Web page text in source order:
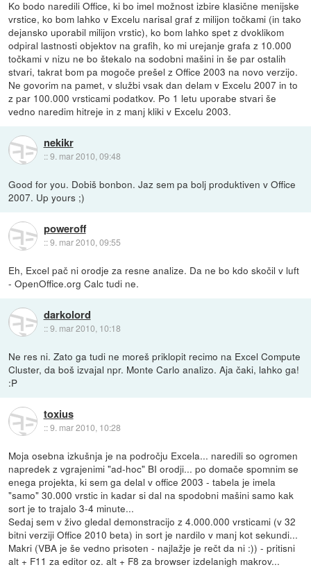
Ko bodo naredili Office, ki bo imel možnost izbire klasične menijske
vrstice, ko bom lahko v Excelu narisal graf z milijon točkami (in tako
dejansko uporabil milijon vrstic), ko bom lahko spet z dvoklikom
odpiral lastnosti objektov na grafih, ko mi urejanje grafa z 10.000
točkami v nizu ne bo štekalo na sodobni mašini in še par ostalih
stvari, takrat bom pa mogoče prešel z Office 2003 na novo verzijo.
Ne govorim na pamet, v službi vsak dan delam v Excelu 2007 in to
z par 100.000 vrsticami podatkov. Po 1 letu uporabe stvari še
vedno naredim hitreje in z manj kliki v Excelu 2003.
nekikr
::9. mar 2010, 09:48
Good for you. Dobiš bonbon. Jaz sem pa bolj produktiven v Office
2007. Up yours ;)
poweroff
::9. mar 2010, 09:55
Eh, Excel pač ni orodje za resne analize. Da ne bo kdo skočil v luft
- OpenOffice.org Calc tudi ne.
darkolord
::9. mar 2010, 10:18
Ne res ni. Zato ga tudi ne moreš priklopit recimo na Excel Compute
Cluster, da boš izvajal npr. Monte Carlo analizo. Aja čaki, lahko ga!
:P
toxius
::9. mar 2010, 10:28
Moja osebna izkušnja je na področju Excela... naredili so ogromen
napredek z vgrajenimi "ad-hoc" BI orodji... po domače spomnim se
enega projekta, ki sem ga delal v office 2003 - tabela je imela
"samo" 30.000 vrstic in kadar si dal na spodobni mašini samo kak
sort je to trajalo 3-4 minute...
Sedaj sem v živo gledal demonstracijo z 4.000.000 vrsticami (v 32
bitni verziji Office 2010 beta) in sort je nardilo v manj kot sekundi...
Makri (VBA je še vedno prisoten - najlažje je rečt da ni :)) - pritisni
alt + F11 za editor oz. alt + F8 za browser izdelanigh makrov...